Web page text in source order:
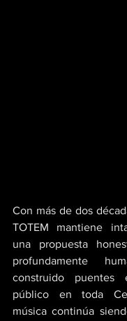
Con más de dos
TOTEM mantiene
una propuesta
profundamente
construido puentes
público en toda
música continúa